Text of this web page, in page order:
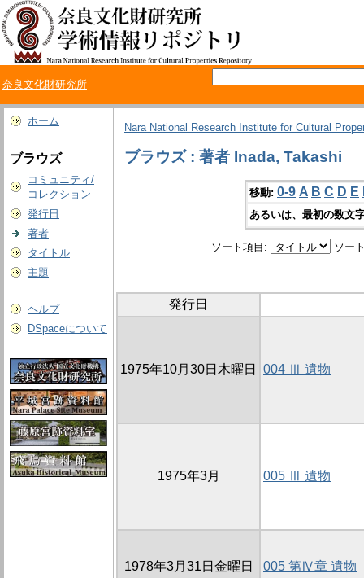
奈良文化財研究所
ホーム
ブラウズ
コミュニティ/
コレクション
発行日
著者
タイトル
主題
ヘルプ
DSpaceについて
Nara National Research Institute for Cultural
ブラウズ : 著者 Inada, Takashi
移動: 0-9 A B C D E
あるいは、最初の数文
ソート項目: ソー
発行日
1975年10月30日木曜日 004 Ⅲ 遺物
1975年3月 005 Ⅲ 遺物
1978年3月31日金曜日 005 第Ⅳ章 遺物